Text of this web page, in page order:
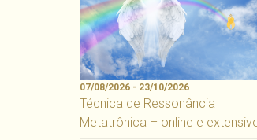
07/08/2026 - 23/10/2026
Técnica de Ressonância
Metatrônica – online e